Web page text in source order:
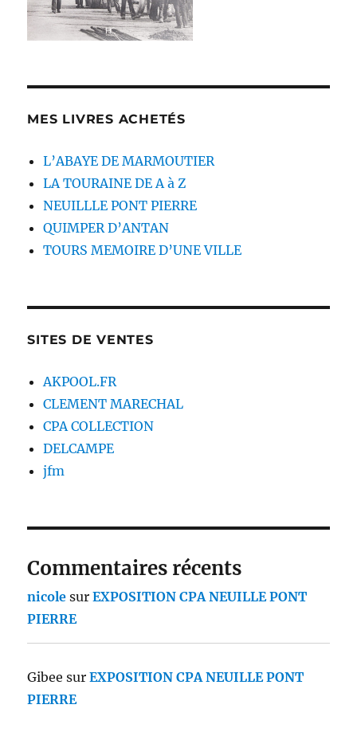
MES LIVRES ACHETÉS
L’ABAYE DE MARMOUTIER
LA TOURAINE DE A à Z
NEUILLLE PONT PIERRE
QUIMPER D’ANTAN
TOURS MEMOIRE D’UNE VILLE
SITES DE VENTES
AKPOOL.FR
CLEMENT MARECHAL
CPA COLLECTION
DELCAMPE
jfm
Commentaires récents
nicole surEXPOSITION CPA NEUILLE PONT
PIERRE
Gibee surEXPOSITION CPA NEUILLE PONT
PIERRE